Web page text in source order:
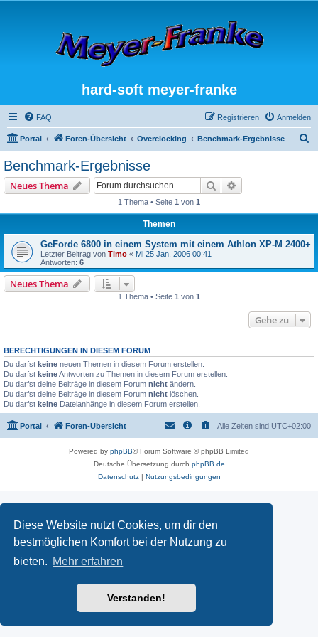
Diese Website nutzt Cookies, um dir den
bestmöglichen Komfort bei der Nutzung zu
bieten. Mehr erfahren
Verstanden!
hard-soft meyer-franke
FAQ Anmelden
Registrieren
Portal Foren-Übersicht Overclocking Benchmark-Ergebnisse
Benchmark-Ergebnisse
Neues Thema Suche
1 Thema • Seite 1 von 1
Themen
GeForde 6800 in einem System mit einem Athlon XP-M 2400+
Letzter Beitrag von Timo « Mi 25 Jan, 2006 00:41
Antworten: 6
Neues Thema
1 Thema • Seite 1 von 1
Gehe zu
BERECHTIGUNGEN IN DIESEM FORUM
Du darfst keine neuen Themen in diesem Forum erstellen.
Du darfst keineAntworten zu Themen in diesem Forum erstellen.
Du darfst deine Beiträge in diesem Forum nicht ändern.
Du darfst deine Beiträge in diesem Forum nicht löschen.
Du darfst keine Dateianhänge in diesem Forum erstellen.
Portal Foren-Übersicht Alle Zeiten sind UTC+02:00
Powered by phpBB® Forum Software © phpBB Limited
Deutsche Übersetzung durch phpBB.de
Datenschutz| Nutzungsbedingungen